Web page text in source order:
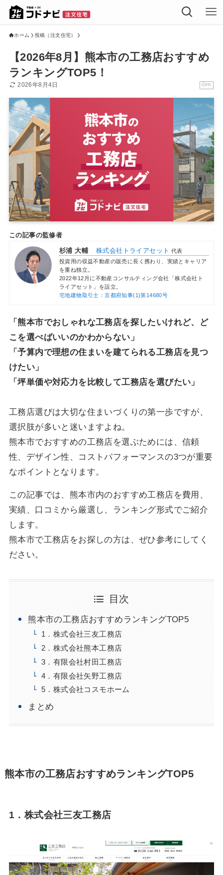
ホーム 投稿（注文住宅）
【2026年8月】熊本市の工務店おすすめ
ランキングTOP5！
PR
2026年8月4日
この記事の監修者
杉浦 大輔 株式会社トライアセット 代表
投資用の収益不動産の販売に長く携わり、実績とキャリア
を重ね独立。
2022年12月に不動産コンサルティング会社「株式会社ト
ライアセット」を設立。
宅地建物取引士：京都府知事(1)第14680号
「熊本市でおしゃれな工務店を探したいけれど、ど
こを選べばいいのかわからない」
「予算内で理想の住まいを建てられる工務店を見つ
けたい」
「坪単価や対応力を比較して工務店を選びたい」
工務店選びは大切な住まいづくりの第一歩ですが、
選択肢が多いと迷いますよね。
熊本市でおすすめの工務店を選ぶためには、信頼
性、デザイン性、コストパフォーマンスの3つが重要
なポイントとなります。
この記事では、熊本市内のおすすめ工務店を費用、
実績、口コミから厳選し、ランキング形式でご紹介
します。
熊本市で工務店をお探しの方は、ぜひ参考にしてく
ださい。
目次
熊本市の工務店おすすめランキングTOP5
1．株式会社三友工務店
2．株式会社熊本工務店
3．有限会社村田工務店
4．有限会社矢野工務店
5．株式会社コスモホーム
まとめ
熊本市の工務店おすすめランキングTOP5
1．株式会社三友工務店